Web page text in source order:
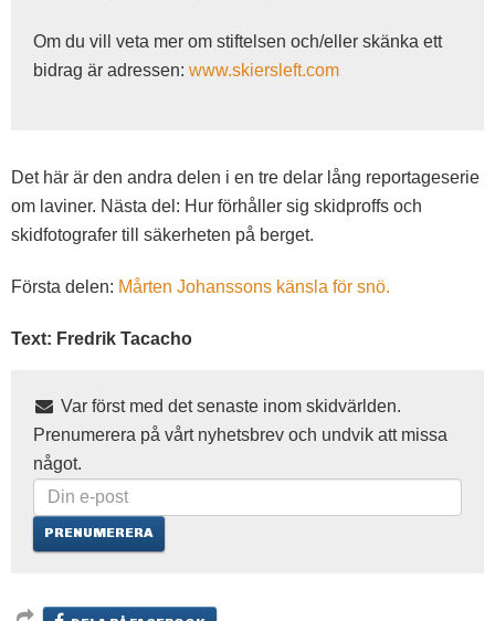
Om du vill veta mer om stiftelsen och/eller skänka ett
bidrag är adressen: www.skiersleft.com
Det här är den andra delen i en tre delar lång reportageserie
om laviner. Nästa del: Hur förhåller sig skidproffs och
skidfotografer till säkerheten på berget.
Första delen: Mårten Johanssons känsla för snö.
Text: Fredrik Tacacho
Var först med det senaste inom skidvärlden.
Prenumerera på vårt nyhetsbrev och undvik att missa
något.